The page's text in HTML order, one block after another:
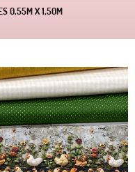
0,55M X 1,50M